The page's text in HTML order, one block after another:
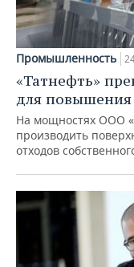
Промышленность
«Татнефть»
для
На мощностях ООО
производить
отходов